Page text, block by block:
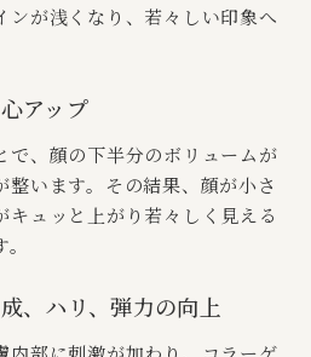
ンが浅くなり、若々しい印象へ
アップ
で、顔の下半分のボリュームが
整います。その結果、顔が小さ
キュッと上がり若々しく見える
、ハリ、弾力の向上